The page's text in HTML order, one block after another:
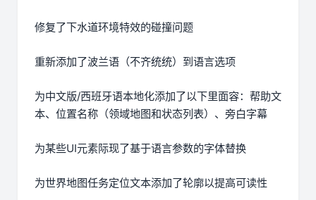
修复了下水道环境特效的碰撞问题
重新添加了波兰语（不齐统统）到语言选项
为中文版/西班牙语本地化添加了以下里面容：帮助文
本、位置名称（领域地图和状态列表）、旁白字幕
为某些UI元素际现了基于语言参数的字体替换
为世界地图任务定位文本添加了轮廓以提高可读性